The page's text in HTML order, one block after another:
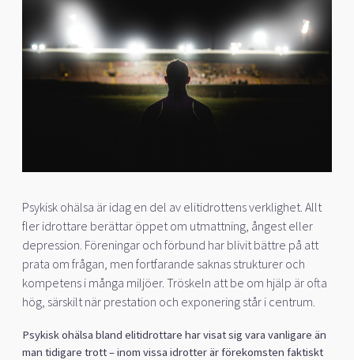
Psykisk ohälsa är idag en del av elitidrottens verklighet. Allt
fler idrottare berättar öppet om utmattning, ångest eller
depression. Föreningar och förbund har blivit bättre på att
prata om frågan, men fortfarande saknas strukturer och
kompetens i många miljöer. Tröskeln att be om hjälp är ofta
hög, särskilt när prestation och exponering står i centrum.
Psykisk ohälsa bland elitidrottare har visat sig vara vanligare än
man tidigare trott – inom vissa idrotter är förekomsten faktiskt